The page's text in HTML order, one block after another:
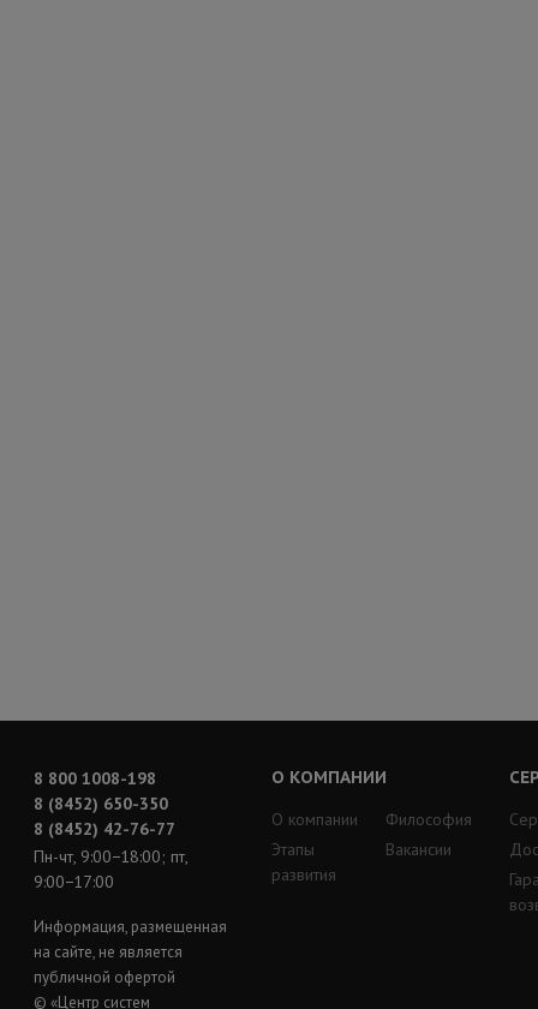
8 800 1008-198
8 (8452) 650-350
8 (8452) 42-76-77
Пн-чт, 9:00−18:00; пт,
9:00−17:00
Информация, размещенная
на сайте, не является
публичной офертой
© «Центр систем
О КОМПАНИИ
О компании
Этапы
развития
Философия
Вакансии